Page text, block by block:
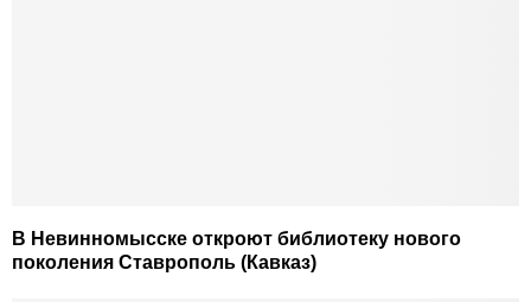
В Невинномысске откроют библиотеку нового
поколения Ставрополь (Кавказ)